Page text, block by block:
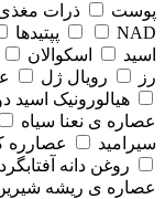
پوست
ذرات مغذی
NAD
پپتیدها
اسید
اسکوالان
رز
رویال ژل
هیالورونیک اسید
عصاره ی نعنا سیاه
سیرامید
عصارره
روغن دانه
عصاره ی ریشه